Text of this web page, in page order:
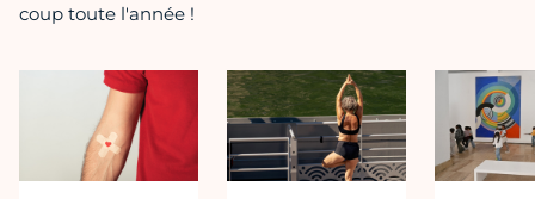
coup toute l'année !